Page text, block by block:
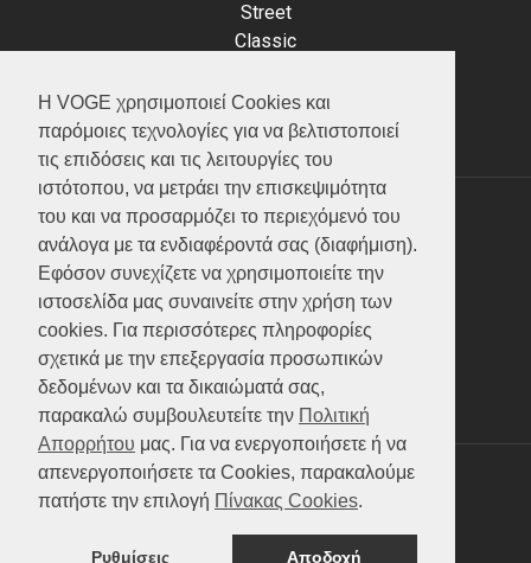
Η VOGE χρησιμοποιεί Cookies και
παρόμοιες τεχνολογίες για να βελτιστοποιεί
τις επιδόσεις και τις λειτουργίες του
ιστότοπου, να μετράει την επισκεψιμότητα
του και να προσαρμόζει το περιεχόμενό του
ανάλογα με τα ενδιαφέροντά σας (διαφήμιση).
Εφόσον συνεχίζετε να χρησιμοποιείτε την
ιστοσελίδα μας συναινείτε στην χρήση των
cookies. Για περισσότερες πληροφορίες
σχετικά με την επεξεργασία προσωπικών
δεδομένων και τα δικαιώματά σας,
παρακαλώ συμβουλευτείτε την Πολιτική
Απορρήτου μας. Για να ενεργοποιήσετε ή να
απενεργοποιήσετε τα Cookies, παρακαλούμε
πατήστε την επιλογή Πίνακας Cookies.
Ρυθμίσεις Αποδοχή
Street
Classic
Scooter
ATV (Loncin)
ΥΠΗΡΕΣΙΕΣ
Test ride
Επικοινωνία
Service
Κατάλογος
FAQ
SOCIAL MEDIA